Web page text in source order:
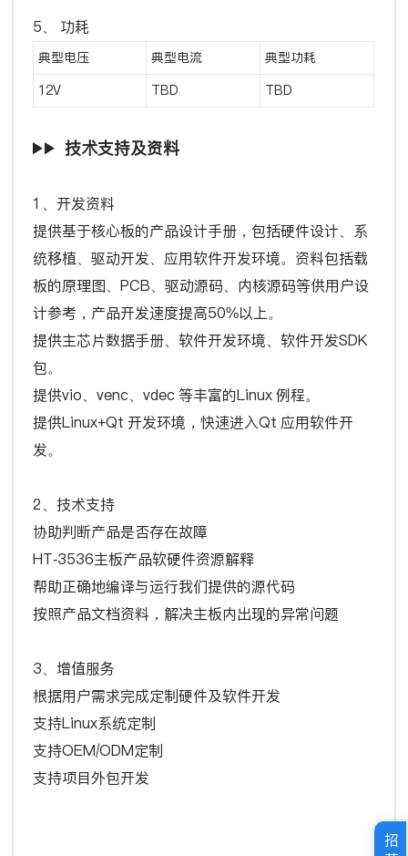
5、 功耗
典型电压 典型电流 典型功耗
12V TBD TBD
技术支持及资料
1、开发资料
提供基于核心板的产品设计手册，包括硬件设计、系
统移植、驱动开发、应用软件开发环境。资料包括载
板的原理图、PCB、驱动源码、内核源码等供用户设
计参考，产品开发速度提高50%以上。
提供主芯片数据手册、软件开发环境、软件开发SDK
包。
提供vio、venc、vdec 等丰富的Linux 例程。
提供Linux+Qt 开发环境，快速进入Qt 应用软件开
发。
2、技术支持
协助判断产品是否存在故障
HT-3536主板产品软硬件资源解释
帮助正确地编译与运行我们提供的源代码
按照产品文档资料，解决主板内出现的异常问题
3、增值服务
根据用户需求完成定制硬件及软件开发
支持Linux系统定制
支持OEM/ODM定制
支持项目外包开发
招